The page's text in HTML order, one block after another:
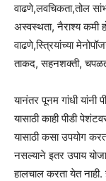
वाढणे,लवचिकता,तोल
अस्वस्थता, नैराश्य कमी
वाढणे,स्त्रियांच्या
ताकद, सहनशक्ती,
यानंतर पूनम गांधी यांनी
यासाठी काही पीडी
यासाठी कसा उपयोग
नसल्याने इतर उपाय
हालचाल करता येत